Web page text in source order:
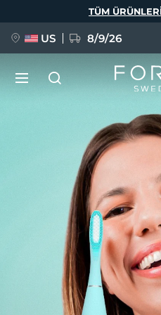
TÜM
US 8/9/26
FAQ™ Pure Beauty-
BREAKING NEWS
issa™ Teeth Whitening
Dil Seçimi
Deutsch
Français
Italiano
Svenska
简体中文